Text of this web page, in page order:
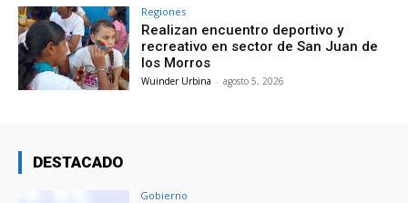
Regiones
Realizan encuentro deportivo y
recreativo en sector de San Juan de
los Morros
Wuinder Urbina - agosto 5, 2026
DESTACADO
Gobierno